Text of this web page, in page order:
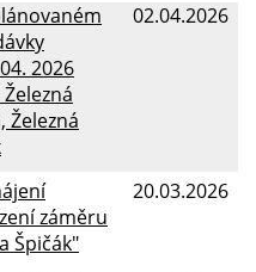
02.04.2026
2026
Železná
20.03.2026
záměru
Špičák"